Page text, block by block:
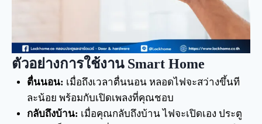
ตัวอย่างการใช้งาน Smart Home
ตื่นนอน: เมื่อถึงเวลาตื่นนอน หลอดไฟจะสว่างขึ้นที
ละน้อย พร้อมกับเปิดเพลงที่คุณชอบ
กลับถึงบ้าน: เมื่อคุณกลับถึงบ้าน ไฟจะเปิดเอง ประตู